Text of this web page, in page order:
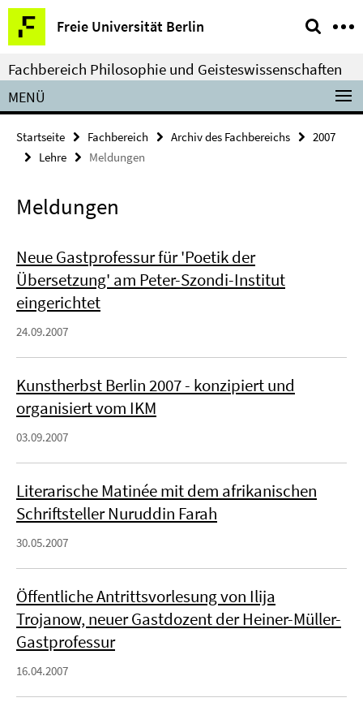
Springe
direkt
zu
Inhalt
Freie Universität Berlin
Service-
Navigation
Fachbereich Philosophie und Geisteswissenschaften
MENÜ
Startseite Fachbereich Archiv des Fachbereichs
2007
Lehre
Meldungen
Meldungen
Neue Gastprofessur für 'Poetik der
Übersetzung' am Peter-Szondi-Institut
eingerichtet
24.09.2007
Kunstherbst Berlin 2007 - konzipiert und
organisiert vom IKM
03.09.2007
Literarische Matinée mit dem afrikanischen
Schriftsteller Nuruddin Farah
30.05.2007
Öffentliche Antrittsvorlesung von Ilija
Trojanow, neuer Gastdozent der Heiner-Müller-
Gastprofessur
16.04.2007